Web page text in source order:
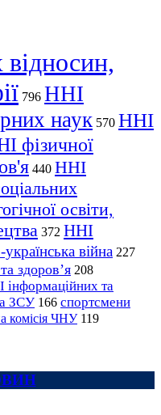
796 ННІ
наук 570 ННІ
фізичної
440 ННІ
освіти,
372 ННІ
українська війна 227
здоров’я 208
інформаційних та
ЗСУ 166 спортсмени
комісія ЧНУ 119